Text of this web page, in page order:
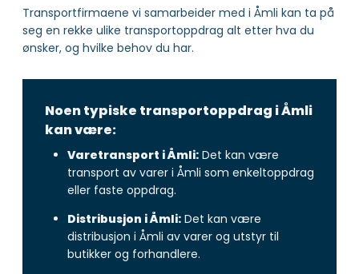
Transportfirmaene vi samarbeider med i Åmli kan ta på
seg en rekke ulike transportoppdrag alt etter hva du
ønsker, og hvilke behov du har.
Noen typiske transportoppdrag i Åmli
kan være:
Varetransport i Åmli: Det kan være
transport av varer i Åmli som enkeltoppdrag
eller faste oppdrag.
Distribusjon i Åmli: Det kan være
distribusjon i Åmli av varer og utstyr til
butikker og forhandlere.